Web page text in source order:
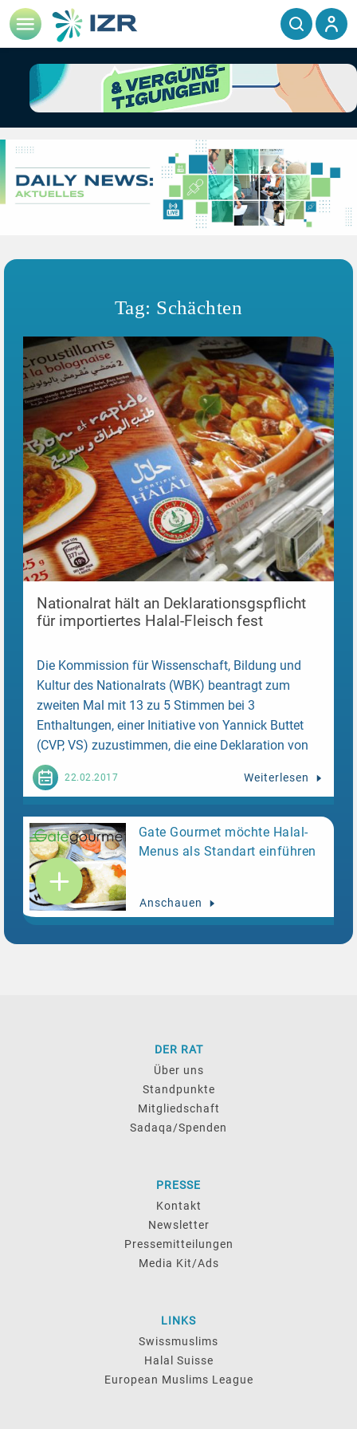
Tag: Schächten
Nationalrat hält an Deklarationsgspflicht
für importiertes Halal-Fleisch fest
Die Kommission für Wissenschaft, Bildung und
Kultur des Nationalrats (WBK) beantragt zum
zweiten Mal mit 13 zu 5 Stimmen bei 3
Enthaltungen, einer Initiative von Yannick Buttet
(CVP, VS) zuzustimmen, die eine Deklaration von
geschächtetem Fleisch für Endkunden verlangt.
22.02.2017 Weiterlesen
Gate Gourmet möchte Halal-
Menus als Standart einführen
Anschauen
DER RAT
Über uns
Standpunkte
Mitgliedschaft
Sadaqa/Spenden
PRESSE
Kontakt
Newsletter
Pressemitteilungen
Media Kit/Ads
LINKS
Swissmuslims
Halal Suisse
European Muslims League